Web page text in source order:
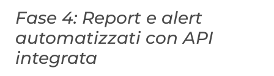
Fase 4: Report e alert
automatizzati con API
integrata